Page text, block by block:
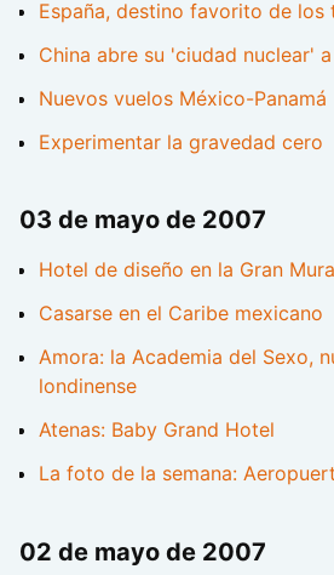
España, destino favorito de los
China abre su 'ciudad nuclear'
Nuevos vuelos México-Panamá
Experimentar la gravedad cero
03 de mayo de 2007
Hotel de diseño en la Gran
Casarse en el Caribe mexicano
Amora: la Academia del Sexo,
londinense
Atenas: Baby Grand Hotel
La foto de la semana:
02 de mayo de 2007